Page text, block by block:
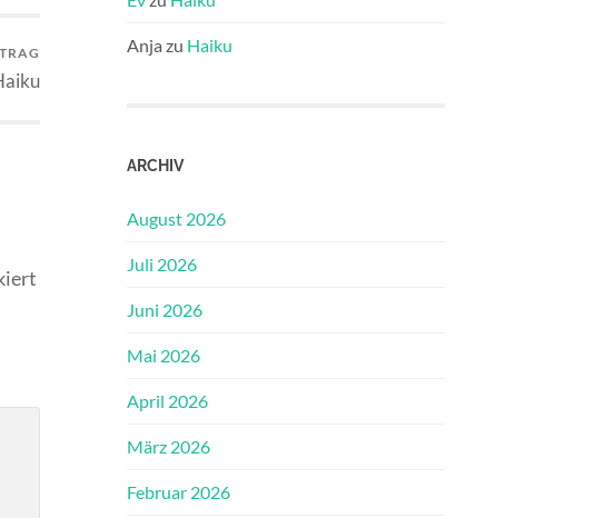
Anja zu Haiku
ARCHIV
August 2026
Juli 2026
Juni 2026
Mai 2026
April 2026
März 2026
Februar 2026